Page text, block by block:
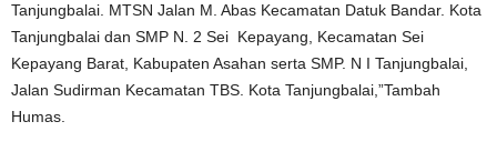
Tanjungbalai. MTSN Jalan M. Abas Kecamatan Datuk Bandar. Kota
Tanjungbalai dan SMP N. 2 Sei Kepayang, Kecamatan Sei
Kepayang Barat, Kabupaten Asahan serta SMP. N I Tanjungbalai,
Jalan Sudirman Kecamatan TBS. Kota Tanjungbalai,”Tambah
Humas.